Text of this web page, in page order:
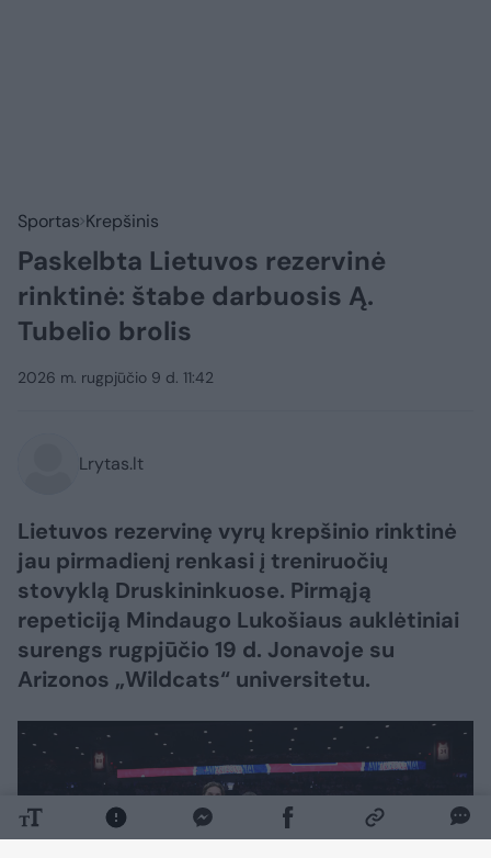
Sportas Krepšinis
Paskelbta Lietuvos rezervinė
rinktinė: štabe darbuosis Ą.
Tubelio brolis
2026 m. rugpjūčio 9 d. 11:42
Lrytas.lt
Lietuvos rezervinę vyrų krepšinio rinktinė
jau pirmadienį renkasi į treniruočių
stovyklą Druskininkuose. Pirmąją
repeticiją Mindaugo Lukošiaus auklėtiniai
surengs rugpjūčio 19 d. Jonavoje su
Arizonos „Wildcats“ universitetu.